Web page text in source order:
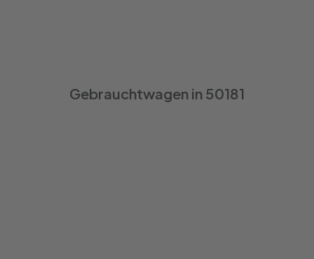
Gebrauchtwagen in 50181